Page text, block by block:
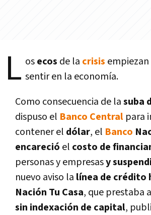
L osecos de la crisis empiezan
sentir en la economí­a.
Como consecuencia de lasuba
dispuso el Banco Central para
contener el dólar, el Banco
encareció el costo de
personas y empresasy
nuevo aviso la lí­nea de crédito
Nación Tu Casa, que prestaba
sin indexación de capital,